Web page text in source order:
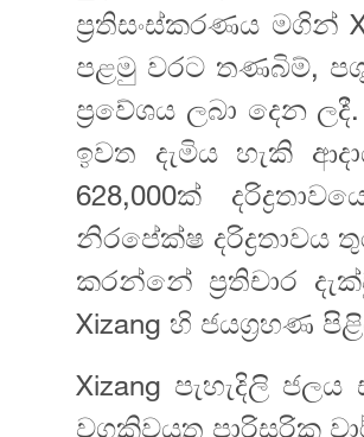
ප්‍රතිසංස්කරණය මගින්
පළමු වරට තණබිම්,
ප්‍රවේශය ලබා දෙන
ඉවත දැමිය හැකි
628,000ක්
නිරපේක්ෂ
කරන්නේ ප්‍රතිචාර
Xizang හි ජයග්‍රහණ
Xizang පැහැදිලි
වගකිවයුතු පාරිසරික